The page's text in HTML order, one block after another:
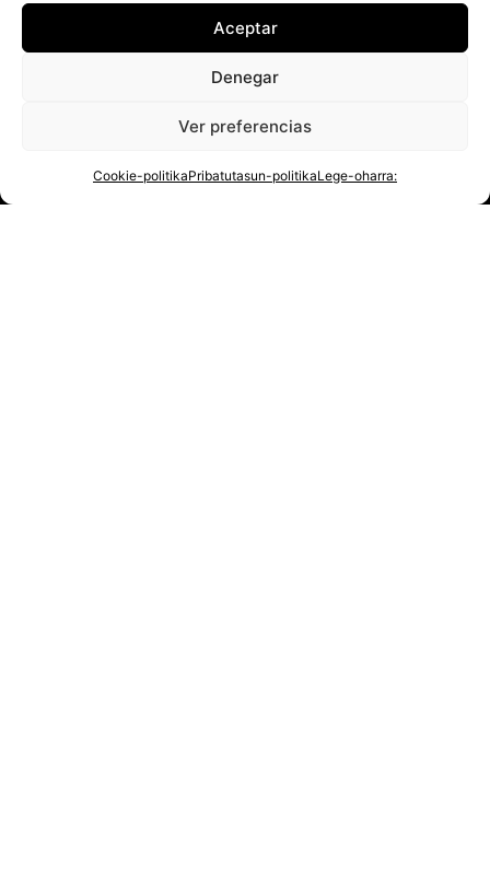
Aceptar
Denegar
Ver preferencias
Cookie-politikaPribatutasun-politikaLege-oharra:
Cookieei buruzko informazio gehiago
© 2026 Getxo Rugby | Eskubide guztiak erreserbatutak / Todos los derechos